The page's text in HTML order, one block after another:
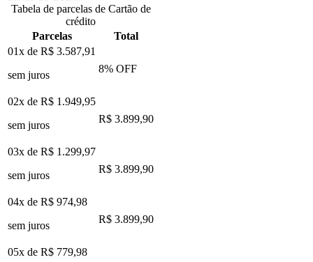
Tabela de parcelas de Cartão de
crédito
Parcelas
Total
01x de R$ 3.587,91
sem juros
8% OFF
02x de R$ 1.949,95
sem juros
R$ 3.899,90
03x de R$ 1.299,97
sem juros
R$ 3.899,90
04x de R$ 974,98
sem juros
R$ 3.899,90
05x de R$ 779,98